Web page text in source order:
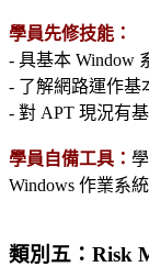
學員先修技能：
- 具基本 Window
- 了解網路運作基
- 對 APT 現況有
學員自備工具：
Windows 作業系
類別五：Risk